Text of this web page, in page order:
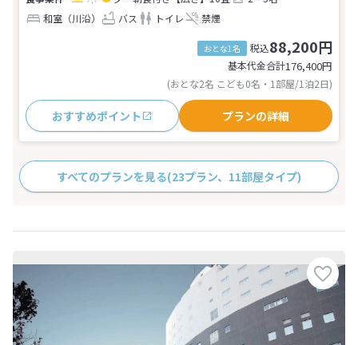
和室（川沿）
バス トイレ 禁煙
おとな1名 税込88,200円
基本代金合計176,400円
(おとな2名 こども0名・1部屋/1泊2日)
おすすめポイント プランの詳細
すべてのプランを見る(23プラン、11部屋タイプ)